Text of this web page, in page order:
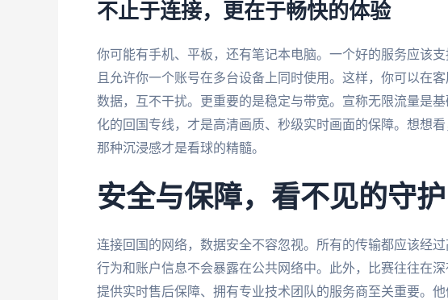
不止于连接，更在于畅快的体验
你可能有手机、平板，还有笔记本电脑。一个好的服务应该支
且允许你一个账号在多台设备上同时使用。这样，你可以在
数据，互不干扰。更重要的是稳定与带宽。宣称无限流量是
化的回国专线，才是高清画质、秒级实时画面的保障。想想
那种沉浸感才是看球的精髓。
安全与保障，看不见的守
连接回国的网络，数据安全不容忽视。所有的传输都应该经
行为和账户信息不会暴露在公共网络中。此外，比赛往往在
提供实时售后保障、拥有专业技术团队的服务商至关重要。